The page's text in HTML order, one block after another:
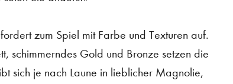
zum Spiel mit Farbe und Texturen auf.
schimmerndes Gold und Bronze setzen die
sich je nach Laune in lieblicher Magnolie,